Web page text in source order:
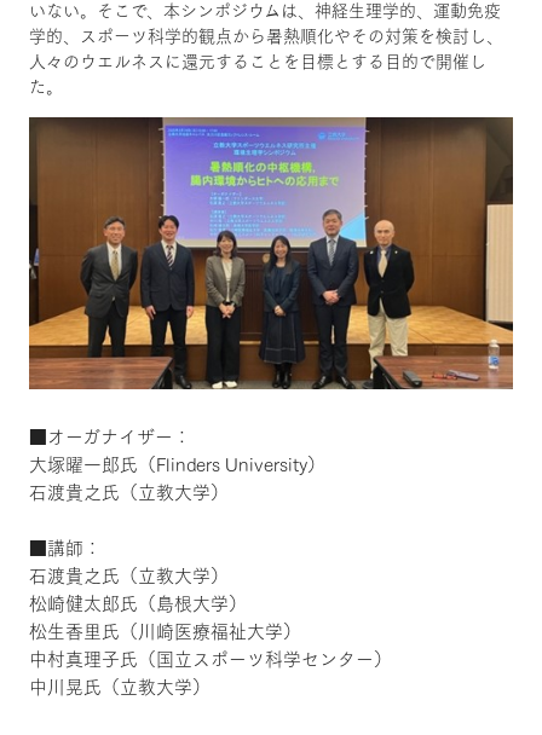
いない。そこで、本シンポジウムは、神経生理学的、運動免疫
学的、スポーツ科学的観点から暑熱順化やその対策を検討し、
人々のウエルネスに還元することを目標とする目的で開催し
た。
■オーガナイザー：
大塚曜一郎氏（Flinders University）
石渡貴之氏（立教大学）
■講師：
石渡貴之氏（立教大学）
松崎健太郎氏（島根大学）
松生香里氏（川崎医療福祉大学）
中村真理子氏（国立スポーツ科学センター）
中川晃氏（立教大学）